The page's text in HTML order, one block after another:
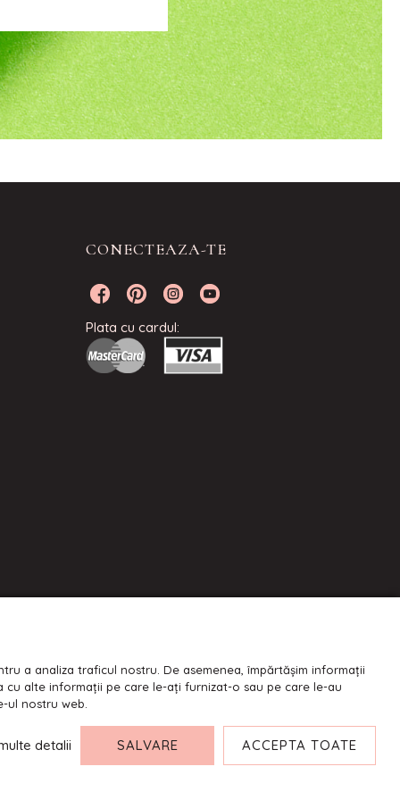
CONECTEAZA-TE
Plata cu cardul:
a analiza traficul nostru. De asemenea, împărtășim informații
alte informații pe care le-ați furnizat-o sau pe care le-au
nostru web.
detalii SALVARE ACCEPTA TOATE